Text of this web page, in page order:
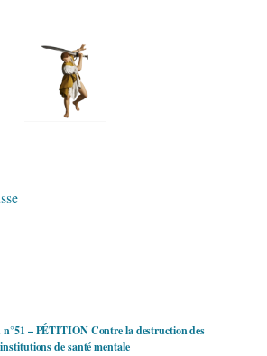
– PÉTITION Contre la destruction des
institutions de santé mentale